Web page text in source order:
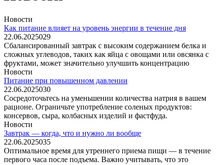
Новости
Как питание влияет на уровень энергии в течение дня
22.06.2025029
Сбалансированный завтрак с высоким содержанием белка и
сложных углеводов, таких как яйца с овощами или овсянка с
фруктами, может значительно улучшить концентрацию
Новости
Питание при повышенном давлении
22.06.2025030
Сосредоточьтесь на уменьшении количества натрия в вашем
рационе. Ограничьте употребление соленых продуктов:
консервов, сыра, колбасных изделий и фастфуда.
Новости
Завтрак — когда, что и нужно ли вообще
22.06.2025035
Оптимальное время для утреннего приема пищи — в течение
первого часа после подъема. Важно учитывать, что это